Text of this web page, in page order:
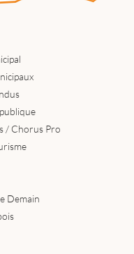
/ Chorus Pro
Demain